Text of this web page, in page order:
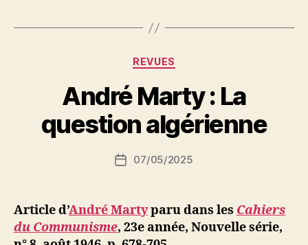
Catégories
REVUES
André Marty : La
question algérienne
Auteur
de
a
S
N
ji
Date07/05/2025
Article d’André Martyparu dans les Cahiers
du Communisme, 23e année, Nouvelle série,